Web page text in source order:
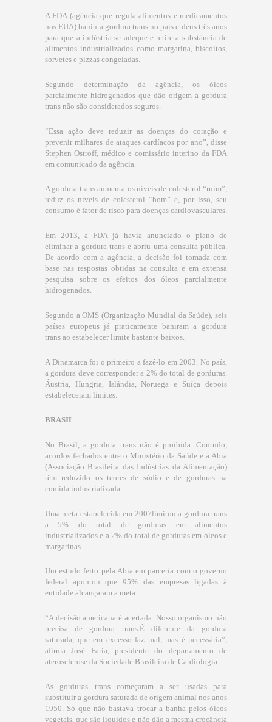
A FDA (agência que regula alimentos e medicamentos
nos EUA) baniu a gordura trans no país e deus três anos
para que a indústria se adeque e retire a substância de
alimentos industrializados como margarina, biscoitos,
sorvetes e pizzas congeladas.
Segundo determinação da agência, os óleos
parcialmente hidrogenados que dão origem à gordura
trans não são considerados seguros.
“Essa ação deve reduzir as doenças do coração e
prevenir milhares de ataques cardíacos por ano”, disse
Stephen Ostroff, médico e comissário interino da FDA
em comunicado da agência.
A gordura trans aumenta os níveis de colesterol “ruim”,
reduz os níveis de colesterol “bom” e, por isso, seu
consumo é fator de risco para doenças cardiovasculares.
Em 2013, a FDA já havia anunciado o plano de
eliminar a gordura trans e abriu uma consulta pública.
De acordo com a agência, a decisão foi tomada com
base nas respostas obtidas na consulta e em extensa
pesquisa sobre os efeitos dos óleos parcialmente
hidrogenados.
Segundo a OMS (Organização Mundial da Saúde), seis
países europeus já praticamente baniram a gordura
trans ao estabelecer limite bastante baixos.
A Dinamarca foi o primeiro a fazê-lo em 2003. No país,
a gordura deve corresponder a 2% do total de gorduras.
Áustria, Hungria, Islândia, Noruega e Suíça depois
estabeleceram limites.
BRASIL
No Brasil, a gordura trans não é proibida. Contudo,
acordos fechados entre o Ministério da Saúde e a Abia
(Associação Brasileira das Indústrias da Alimentação)
têm reduzido os teores de sódio e de gorduras na
comida industrializada.
Uma meta estabelecida em 2007limitou a gordura trans
a 5% do total de gorduras em alimentos
industrializados e a 2% do total de gorduras em óleos e
margarinas.
Um estudo feito pela Abia em parceria com o governo
federal apontou que 95% das empresas ligadas à
entidade alcançaram a meta.
“A decisão americana é acertada. Nosso organismo não
precisa de gordura trans.É diferente da gordura
saturada, que em excesso faz mal, mas é necessária”,
afirma José Faria, presidente do departamento de
aterosclerose da Sociedade Brasileira de Cardiologia.
As gorduras trans começaram a ser usadas para
substituir a gordura saturada de origem animal nos anos
1950. Só que não bastava trocar a banha pelos óleos
vegetais, que são líquidos e não dão a mesma crocância